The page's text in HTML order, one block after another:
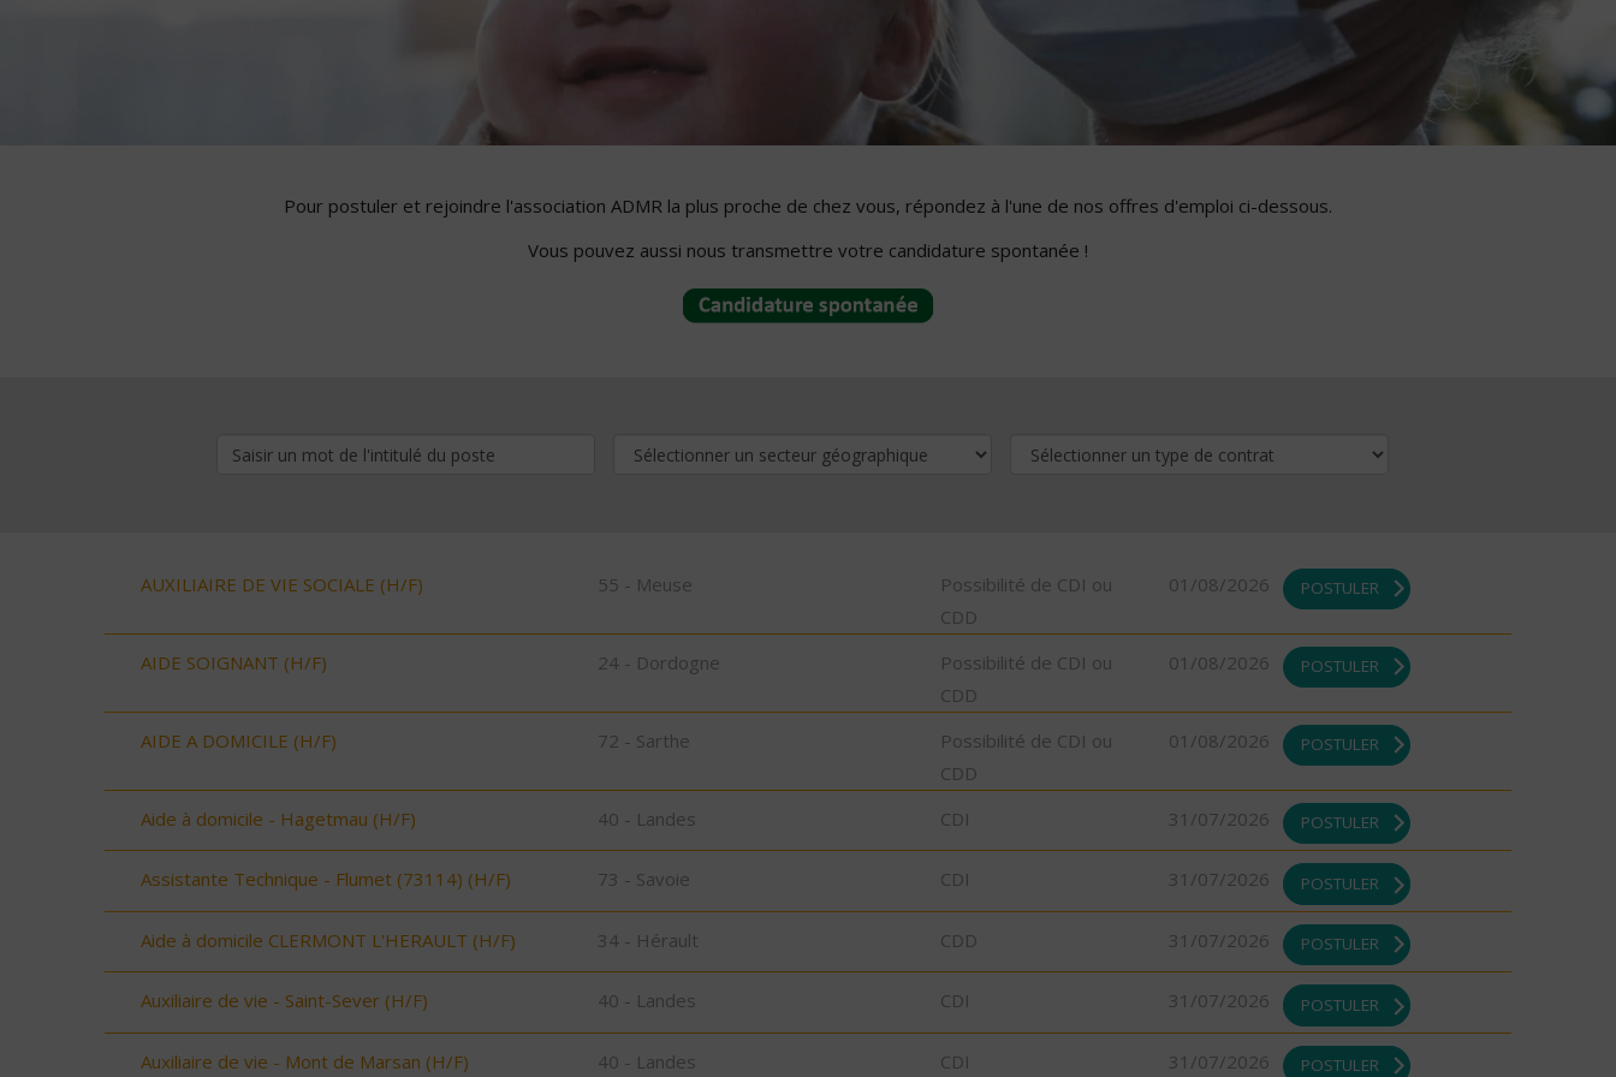
Pour postuler et rejoindre l'association ADMR la plus proche de chez vous, répondez à l'une de nos offres d'emploi ci-dessous.
Vous pouvez aussi nous transmettre votre candidature spontanée !
AUXILIAIRE DE VIE SOCIALE (H/F) 55 - Meuse
Possibilité de CDI ou
CDD
01/08/2026 POSTULER
AIDE SOIGNANT (H/F) 24 - Dordogne
Possibilité de CDI ou
CDD
01/08/2026 POSTULER
AIDE A DOMICILE (H/F) 72 - Sarthe
Possibilité de CDI ou
CDD
01/08/2026 POSTULER
Aide à domicile - Hagetmau (H/F) 40 - Landes CDI 31/07/2026 POSTULER
Assistante Technique - Flumet (73114) (H/F) 73 - Savoie CDI 31/07/2026 POSTULER
Aide à domicile CLERMONT L'HERAULT (H/F) 34 - Hérault CDD 31/07/2026 POSTULER
Auxiliaire de vie - Saint-Sever (H/F) 40 - Landes CDI 31/07/2026 POSTULER
Auxiliaire de vie - Mont de Marsan (H/F) 40 - Landes CDI 31/07/2026 POSTULER